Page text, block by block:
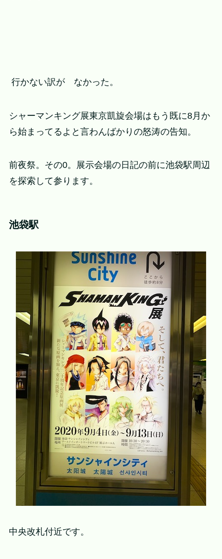
行かない訳が なかった。
シャーマンキング展東京凱旋会場はもう既に8月か
ら始まってるよと言わんばかりの怒涛の告知。
前夜祭。その0。展示会場の日記の前に池袋駅周辺
を探索して参ります。
池袋駅
中央改札付近です。